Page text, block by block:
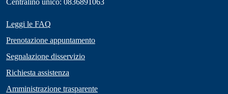
Centralino unico: 0836891063
Leggi le FAQ
Prenotazione appuntamento
Segnalazione disservizio
Richiesta assistenza
Amministrazione trasparente